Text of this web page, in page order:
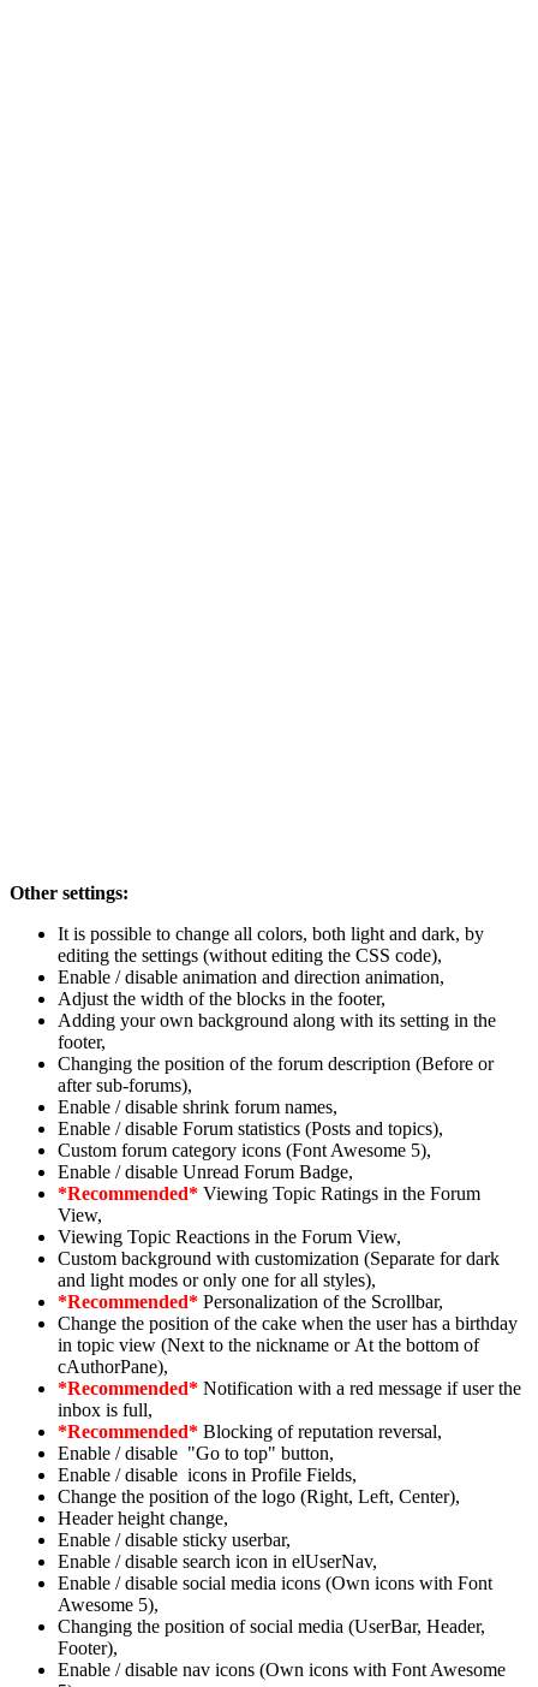
Other settings:
It is possible to change all colors, both light and dark, by
editing the settings (without editing the CSS code),
Enable / disable animation and direction animation,
Adjust the width of the blocks in the footer,
Adding your own background along with its setting in the
footer,
Changing the position of the forum description (Before or
after sub-forums),
Enable / disable shrink forum names,
Enable / disable Forum statistics (Posts and topics),
Custom forum category icons (Font Awesome 5),
Enable / disable Unread Forum Badge,
*Recommended* Viewing Topic Ratings in the Forum
View,
Viewing Topic Reactions in the Forum View,
Custom background with customization (Separate for dark
and light modes or only one for all styles),
*Recommended* Personalization of the Scrollbar,
Change the position of the cake when the user has a birthday
in topic view (Next to the nickname or At the bottom of
cAuthorPane),
*Recommended* Notification with a red message if user the
inbox is full,
*Recommended* Blocking of reputation reversal,
Enable / disable "Go to top" button,
Enable / disable icons in Profile Fields,
Change the position of the logo (Right, Left, Center),
Header height change,
Enable / disable sticky userbar,
Enable / disable search icon in elUserNav,
Enable / disable social media icons (Own icons with Font
Awesome 5),
Changing the position of social media (UserBar, Header,
Footer),
Enable / disable nav icons (Own icons with Font Awesome